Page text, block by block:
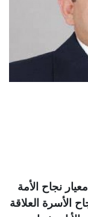
نجاح الأمة
الأسرة العلاقة